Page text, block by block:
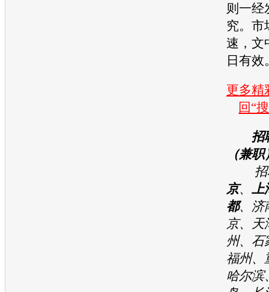
则一经
究。市
速，文
日有效
更多
回“
招
（兼职
招
京、 上
都、济
京、天
州、石
福州、
哈尔滨